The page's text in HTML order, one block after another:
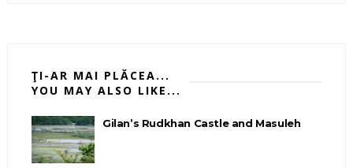
ŢI-AR MAI PLĂCEA...
YOU MAY ALSO LIKE...
Gilan’s Rudkhan Castle and Masuleh